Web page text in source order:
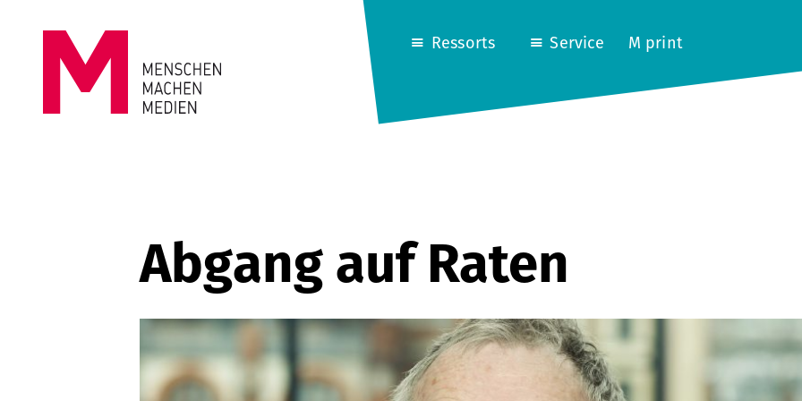
MEDIEN
Ressorts Service M print
Abgang auf Raten